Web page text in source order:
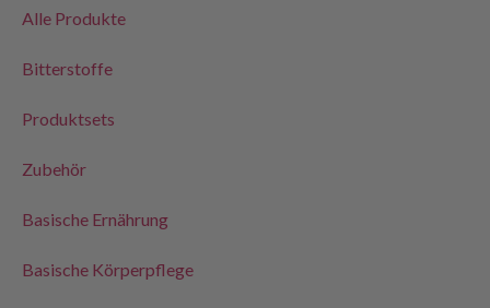
Alle Produkte
Bitterstoffe
Produktsets
Zubehör
Basische Ernährung
Basische Körperpflege